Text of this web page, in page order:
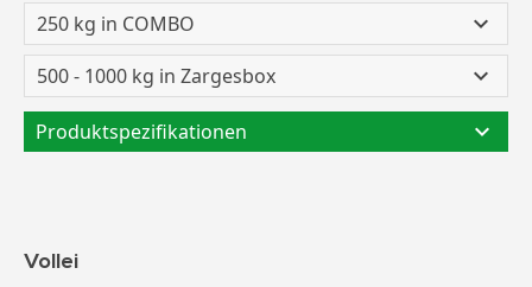
250 kg in COMBO
500 - 1000 kg in Zargesbox
Produktspezifikationen
Vollei